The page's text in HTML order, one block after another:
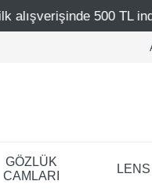
500 TL indirim
GÖZLÜK
CAMLARI
LENS